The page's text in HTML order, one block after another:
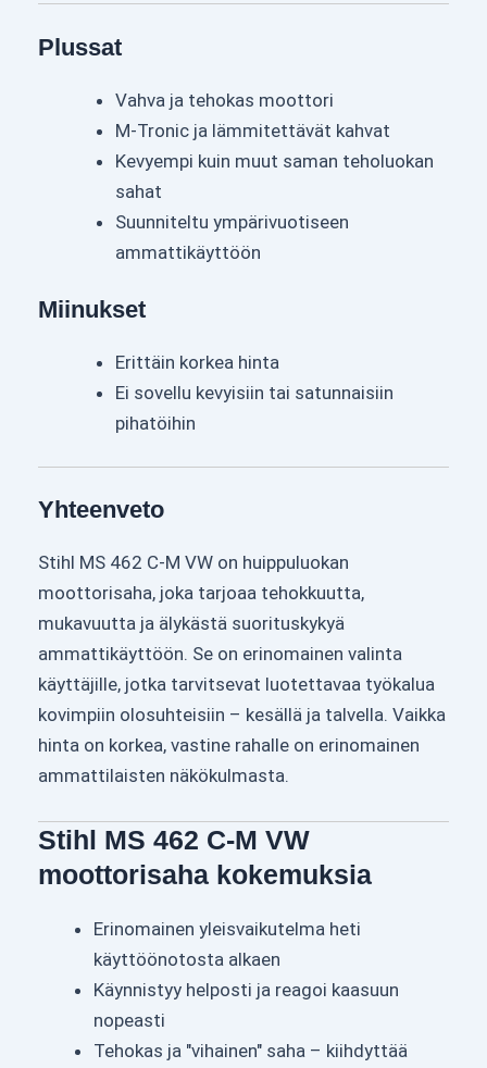
Plussat
Vahva ja tehokas moottori
M-Tronic ja lämmitettävät kahvat
Kevyempi kuin muut saman teholuokan
sahat
Suunniteltu ympärivuotiseen
ammattikäyttöön
Miinukset
Erittäin korkea hinta
Ei sovellu kevyisiin tai satunnaisiin
pihatöihin
Yhteenveto
Stihl MS 462 C-M VW on huippuluokan
moottorisaha, joka tarjoaa tehokkuutta,
mukavuutta ja älykästä suorituskykyä
ammattikäyttöön. Se on erinomainen valinta
käyttäjille, jotka tarvitsevat luotettavaa työkalua
kovimpiin olosuhteisiin – kesällä ja talvella. Vaikka
hinta on korkea, vastine rahalle on erinomainen
ammattilaisten näkökulmasta.
Stihl MS 462 C-M VW
moottorisaha kokemuksia
Erinomainen yleisvaikutelma heti
käyttöönotosta alkaen
Käynnistyy helposti ja reagoi kaasuun
nopeasti
Tehokas ja "vihainen" saha – kiihdyttää